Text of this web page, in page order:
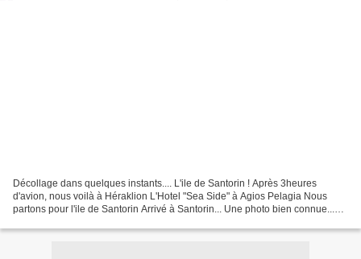
Décollage dans quelques instants.... L'ile de Santorin ! Après 3heures
d'avion, nous voilà à Héraklion L'Hotel "Sea Side" à Agios Pelagia Nous
partons pour l'ile de Santorin Arrivé à Santorin... Une photo bien connue...